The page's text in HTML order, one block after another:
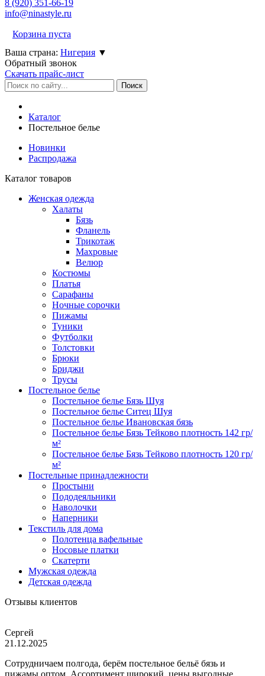
8 (920) 351-66-19
info@ninastyle.ru
Корзина пуста
Ваша страна: Нигерия ▼
Обратный звонок
Скачать прайс-лист
Каталог
Постельное белье
Новинки
Распродажа
Каталог товаров
Женская одежда
Халаты
Бязь
Фланель
Трикотаж
Махровые
Велюр
Костюмы
Платья
Сарафаны
Ночные сорочки
Пижамы
Туники
Футболки
Толстовки
Брюки
Бриджи
Трусы
Постельное белье
Постельное белье Бязь Шуя
Постельное белье Ситец Шуя
Постельное белье Ивановская бязь
Постельное белье Бязь Тейково плотность 142 гр/
м²
Постельное белье Бязь Тейково плотность 120 гр/
м²
Постельные принадлежности
Простыни
Пододеяльники
Наволочки
Наперники
Текстиль для дома
Полотенца вафельные
Носовые платки
Скатерти
Мужская одежда
Детская одежда
Отзывы клиентов
Сергей
21.12.2025
Сотрудничаем полгода, берём постельное бельё бязь и
пижамы оптом. Ассортимент широкий, цены выгодные,